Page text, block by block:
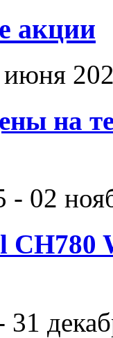
акции
на
- 02
CH780
31